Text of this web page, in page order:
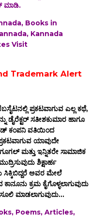
ಮಾಡಿ.
Books in
Kannada
Visit
Trademark Alert
ಪ್ರಕಟವಾಗುವ ಎಲ್ಲ ಕಥೆ,
ಡೈರೆಕ್ಟರ್ ಸತೀಶಕುಮಾರ ಹಾಗೂ
ಕಂಪನಿ ವತಿಯಿಂದ
ಯಾವುದೇ
ಮತ್ತು ಇನ್ನಿತರೇ ಸಾಮಾಜಿಕ
ಶಿಕ್ಷಾರ್ಹ
ಸಿಕ್ಕಿಬಿದ್ದರೆ ಅವರ ಮೇಲೆ
ಕ್ರಮ ಕೈಗೊಳ್ಳಲಾಗುವುದು
ಮಾಡಲಾಗುವುದು...
Poems, Articles,